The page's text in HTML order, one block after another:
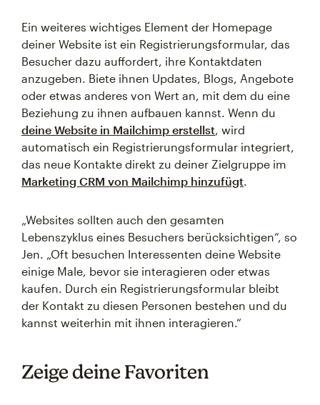
Ein weiteres wichtiges Element der Homepage
deiner Website ist ein Registrierungsformular, das
Besucher dazu auffordert, ihre Kontaktdaten
anzugeben. Biete ihnen Updates, Blogs, Angebote
oder etwas anderes von Wert an, mit dem du eine
Beziehung zu ihnen aufbauen kannst. Wenn du
deine Website in Mailchimp erstellst , wird
automatisch ein Registrierungsformular integriert,
das neue Kontakte direkt zu deiner Zielgruppe im
Marketing CRM von Mailchimp hinzufügt
„Websites sollten auch den gesamten
Lebenszyklus eines Besuchers berücksichtigen“, so
Jen. „Oft besuchen Interessenten deine Website
einige Male, bevor sie interagieren oder etwas
kaufen. Durch ein Registrierungsformular bleibt
der Kontakt zu diesen Personen bestehen und du
kannst weiterhin mit ihnen interagieren.“
Zeige deine Favoriten